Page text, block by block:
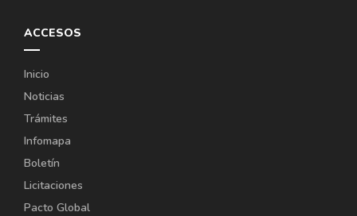
ACCESOS
Inicio
Noticias
Trámites
Infomapa
Boletín
Licitaciones
Pacto Global